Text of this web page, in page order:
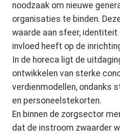
noodzaak om nieuwe
organisaties te binden.
waarde aan sfeer, identiteit
invloed heeft op de
In de horeca ligt de
ontwikkelen van sterke
verdienmodellen, ondanks
en personeelstekorten.
En binnen de zorgsector
dat de instroom zwaarder